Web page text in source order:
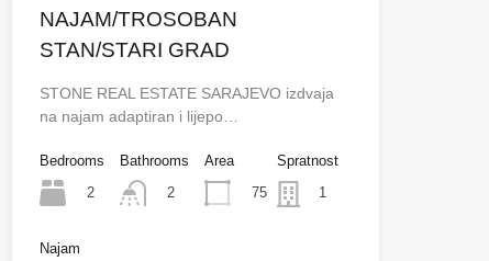
NAJAM/TROSOBAN
STAN/STARI GRAD
STONE REAL ESTATE SARAJEVO izdvaja
na najam adaptiran i lijepo…
Bedrooms
2
Bathrooms
2
Area
75
Spratnost
1
Najam